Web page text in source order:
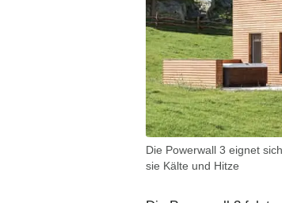
Die Powerwall 3 eignet
sie Kälte und Hitze